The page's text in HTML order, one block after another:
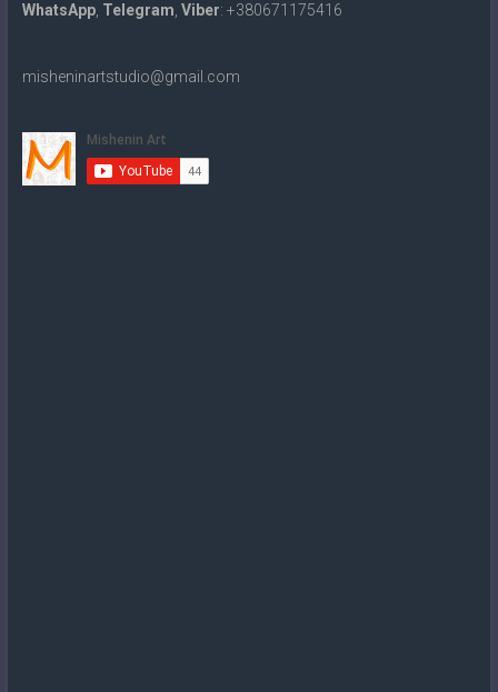
WhatsApp, Telegram Viber: +380671175416
misheninartstudio@gmail.com